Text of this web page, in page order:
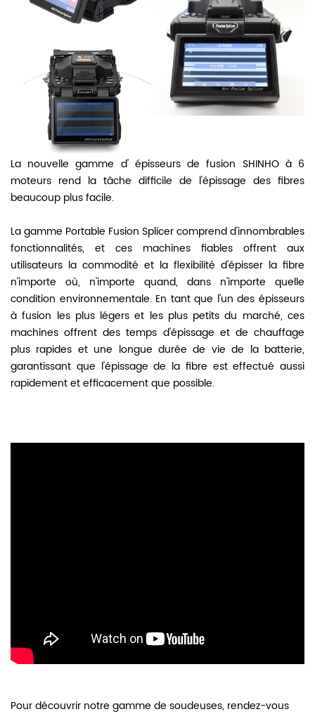
La nouvelle gamme d'épisseurs de fusion SHINHO à 6
moteurs rend la tâche difficile de l'épissage des fibres
beaucoup plus facile.
La gamme Portable Fusion Splicer comprend d'innombrables
fonctionnalités, et ces machines fiables offrent aux
utilisateurs la commodité et la flexibilité d'épisser la fibre
n'importe où, n'importe quand, dans n'importe quelle
condition environnementale. En tant que l'un des épisseurs
à fusion les plus légers et les plus petits du marché, ces
machines offrent des temps d'épissage et de chauffage
plus rapides et une longue durée de vie de la batterie,
garantissant que l'épissage de la fibre est effectué aussi
rapidement et efficacement que possible.
Pour découvrir notre gamme de soudeuses, rendez-vous